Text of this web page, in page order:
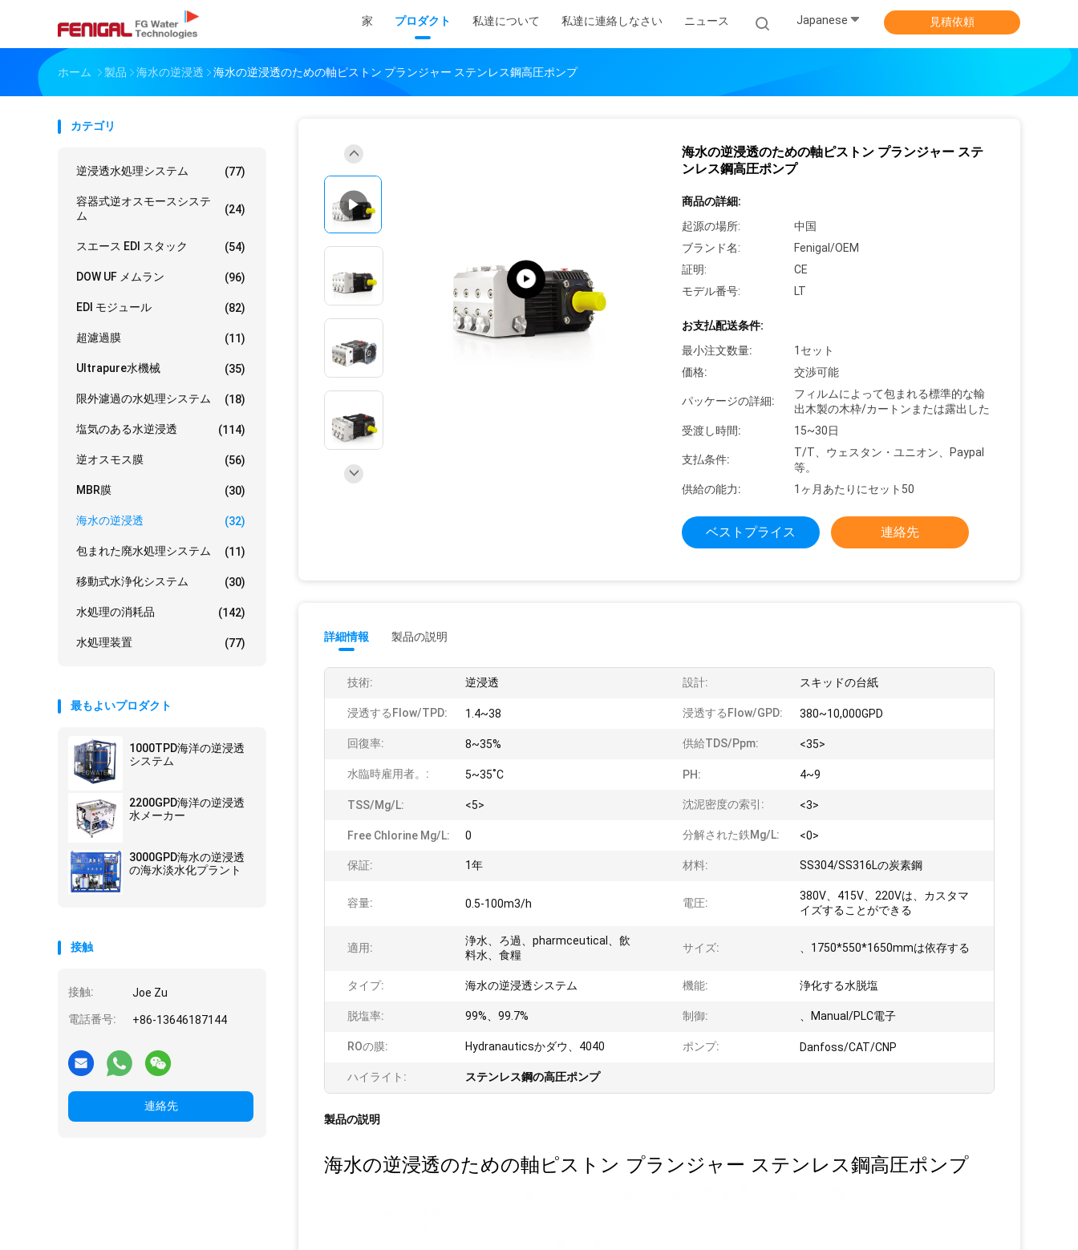
家 プロダクト 私達について 私達に連絡しなさい ニュース Japanese 見積依頼
ホーム 製品 海水の逆浸透 海水の逆浸透のための軸ピストン プランジャー ステンレス鋼高圧ポンプ
カテゴリ
逆浸透水処理システム (77)
容器式逆オスモースシステ
ム
(24)
スエース EDI スタック (54)
DOW UF メムラン (96)
EDI モジュール (82)
超濾過膜 (11)
Ultrapure水機械 (35)
限外濾過の水処理システム (18)
塩気のある水逆浸透 (114)
逆オスモス膜 (56)
MBR膜 (30)
海水の逆浸透 (32)
包まれた廃水処理システム (11)
移動式水浄化システム (30)
水処理の消耗品 (142)
水処理装置 (77)
最もよいプロダクト
1000TPD海洋の逆浸透
システム
2200GPD海洋の逆浸透
水メーカー
3000GPD海水の逆浸透
の海水淡水化プラント
接触
接触: Joe Zu
電話番号: +86-13646187144
連絡先
海水の逆浸透のための軸ピストン プランジャー ステ
ンレス鋼高圧ポンプ
商品の詳細:
起源の場所:
中国
ブランド名:
Fenigal/OEM
証明:
CE
モデル番号:
LT
お支払配送条件:
最小注文数量:
1セット
価格:
交渉可能
パッケージの詳細:
フィルムによって包まれる標準的な輸
出木製の木枠/カートンまたは露出した
受渡し時間:
15~30日
支払条件:
T/T、ウェスタン・ユニオン、Paypal
等。
供給の能力:
1ヶ月あたりにセット50
ベストプライス 連絡先
詳細情報 製品の説明
技術: 逆浸透 設計: スキッドの台紙
浸透するflow/TPD: 1.4~38 浸透するflow/GPD: 380~10,000GPD
回復率: 8~35% 供給TDS/ppm: <35>
水臨時雇用者。: 5~35˚C PH: 4~9
TSS/mg/L: <5> 沈泥密度の索引: <3>
Free Chlorine Mg/L: 0 分解された鉄mg/L: <0>
保証: 1年 材料: SS304/SS316Lの炭素鋼
容量: 0.5-100m3/h 電圧:
380V、415V、220Vは、カスタマ
イズすることができる
適用:
浄水、ろ過、pharmceutical、飲
料水、食糧
サイズ: 、1750*550*1650mmは依存する
タイプ: 海水の逆浸透システム 機能: 浄化する水脱塩
脱塩率: 99%、99.7% 制御: 、Manual/PLC電子
ROの膜: Hydranauticsかダウ、4040 ポンプ: Danfoss/CAT/CNP
ハイライト: ステンレス鋼の高圧ポンプ
製品の説明
海水の逆浸透のための軸ピストン プランジャー ステンレス鋼高圧ポンプ